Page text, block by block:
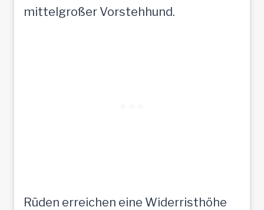
mittelgroßer Vorstehhund.
Rüden erreichen eine Widerristhöhe